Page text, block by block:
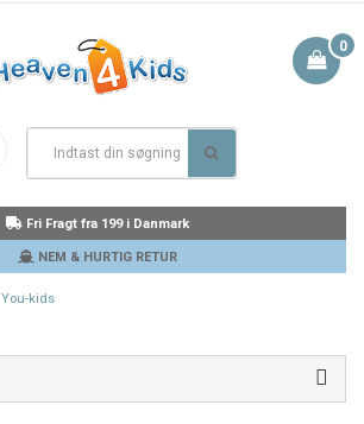
0
Fri Fragt fra 199 i Danmark
NEM & HURTIG RETUR
You-kids